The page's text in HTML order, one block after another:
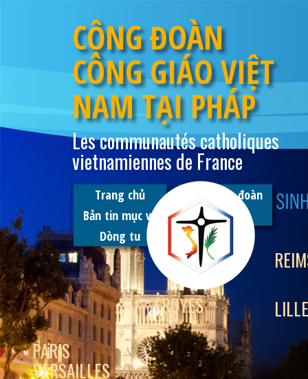
CỘNG ĐOÀN
CÔNG GIÁO VIỆT
NAM TẠI PHÁP
Les communautés catholiques
vietnamiennes de France
Trang chủ
Tuyên úy đoàn
Bản tin mục vụ
Hình ảnh
Dòng tu
LILLE
TROYES
PARIS
VERSAILLES